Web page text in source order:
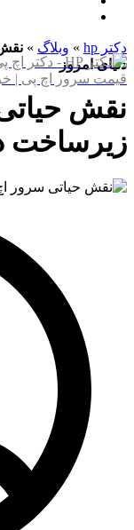
دکتر hp » وبلاگ »
دنیای امروز
نقش
زیرساخت‌